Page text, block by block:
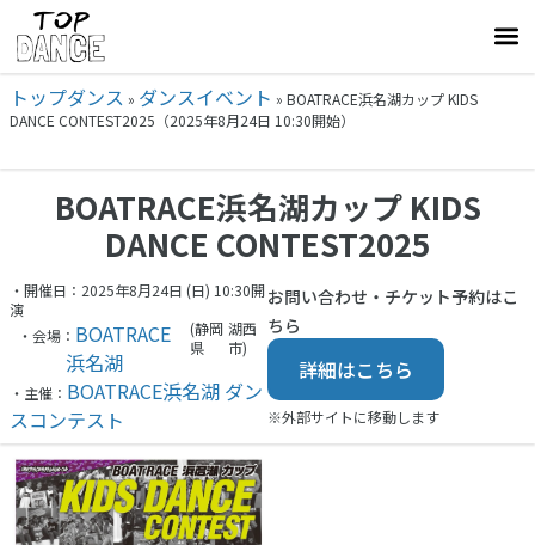
トップダンス » ダンスイベント » BOATRACE浜名湖カップ KIDS
DANCE CONTEST2025（2025年8月24日 10:30開始）
BOATRACE浜名湖カップ KIDS
DANCE CONTEST2025
・開催日：2025年8月24日 (日) 10:30開
演
・会場： BOATRACE
浜名湖
(静岡
県
湖西
市)
・主催： BOATRACE浜名湖 ダン
スコンテスト
お問い合わせ・チケット予約はこ
ちら
詳細はこちら
※外部サイトに移動します